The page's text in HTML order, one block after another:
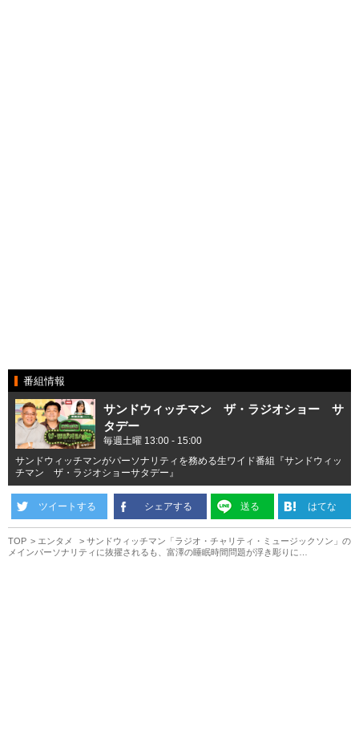
番組情報
サンドウィッチマン ザ・ラジオショー サ
タデー
毎週土曜 13:00 - 15:00
サンドウィッチマンがパーソナリティを務める生ワイド番組『サンドウィッ
チマン ザ・ラジオショーサタデー』
ツイートする シェアする 送る はてな
TOP エンタメ
サンドウィッチマン「ラジオ・チャリティ・ミュージックソン」の
メインパーソナリティに抜擢されるも、富澤の睡眠時間問題が浮き彫りに…